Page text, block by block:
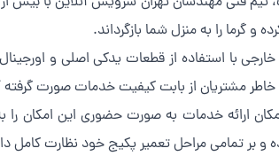
و گرما را به منزل شما بازگرداند.
خارجی با استفاده از قطعات یدکی اصلی و
و خاطر مشتریان از بابت کیفیت خدمات صورت
ارائه خدمات به صورت حضوری این امکان
و بر تمامی مراحل تعمیر پکیج خود نظارت کامل